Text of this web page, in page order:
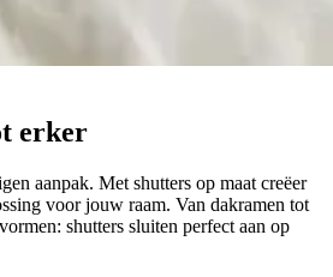
erker
aanpak. Met shutters op maat creëer
voor jouw raam. Van dakramen tot
shutters sluiten perfect aan op